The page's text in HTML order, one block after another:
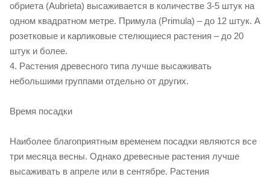
обриета (Aubrieta) высаживается в количестве 3-5 штук на
одном квадратном метре. Примула (Primula) – до 12 штук. А
розетковые и карликовые стелющиеся растения – до 20
штук и более.
4. Растения древесного типа лучше высаживать
небольшими группами отдельно от других.
Время посадки
Наиболее благоприятным временем посадки являются все
три месяца весны. Однако древесные растения лучше
высаживать в апреле или в сентябре. Растения